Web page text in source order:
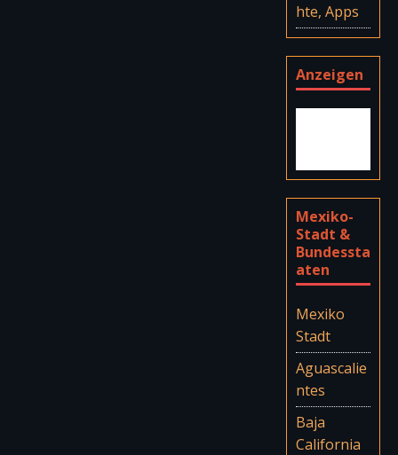
hte, Apps
Anzeigen
Mexiko-
Stadt &
Bundessta
aten
Mexiko
Stadt
Aguascalie
ntes
Baja
California